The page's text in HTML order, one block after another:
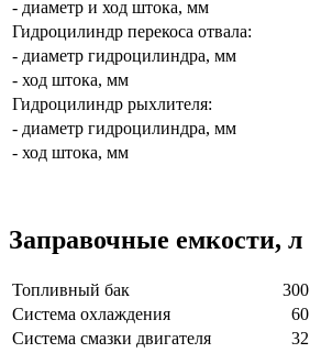
- диаметр и ход штока, мм
Гидроцилиндр перекоса отвала:
- диаметр гидроцилиндра, мм
- ход штока, мм
Гидроцилиндр рыхлителя:
- диаметр гидроцилиндра, мм
- ход штока, мм
Заправочные емкости, л
Топливный бак
300
Система охлаждения
60
Система смазки двигателя
32